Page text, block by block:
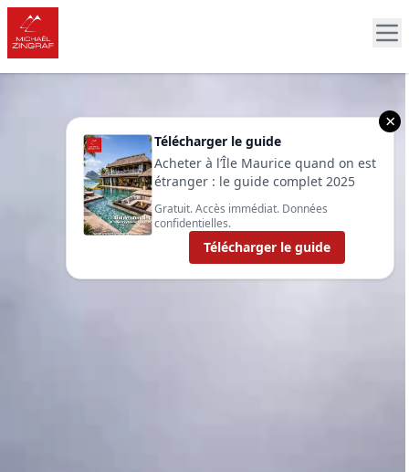
×
Télécharger le guide
Acheter à l’Île Maurice quand on est
étranger : le guide complet 2025
Gratuit. Accès immédiat. Données
confidentielles.
Télécharger le guide